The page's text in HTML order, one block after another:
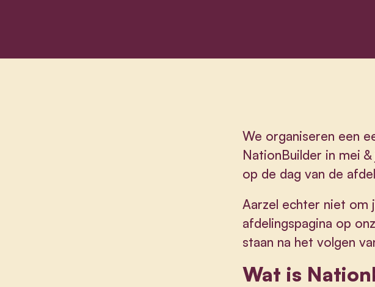
We organiseren een
NationBuilder in mei
op de dag van de
Aarzel echter niet om
afdelingspagina op
staan na het volgen
Wat is